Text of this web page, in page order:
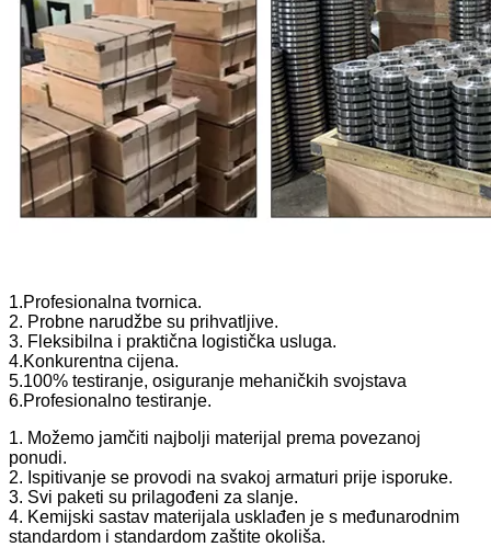
1.Profesionalna tvornica.
2. Probne narudžbe su prihvatljive.
3. Fleksibilna i praktična logistička usluga.
4.Konkurentna cijena.
5.100% testiranje, osiguranje mehaničkih svojstava
6.Profesionalno testiranje.
1. Možemo jamčiti najbolji materijal prema povezanoj
ponudi.
2. Ispitivanje se provodi na svakoj armaturi prije isporuke.
3. Svi paketi su prilagođeni za slanje.
4. Kemijski sastav materijala usklađen je s međunarodnim
standardom i standardom zaštite okoliša.